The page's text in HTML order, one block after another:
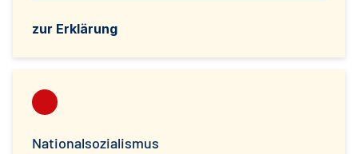
zur Erklärung
Nationalsozialismus